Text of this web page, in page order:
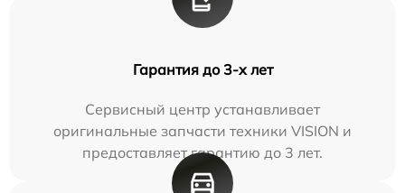
Гарантия до 3-х лет
Сервисный центр устанавливает
оригинальные запчасти техники VISION и
предоставляет гарантию до 3 лет.